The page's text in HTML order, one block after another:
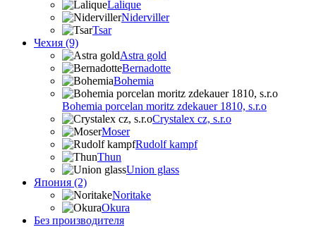
Lalique
Niderviller
Tsar
Чехия (9)
Astra gold
Bernadotte
Bohemia
Bohemia porcelan moritz zdekauer 1810, s.r.o
Crystalex cz, s.r.o
Moser
Rudolf kampf
Thun
Union glass
Япония (2)
Noritake
Okura
Без производителя